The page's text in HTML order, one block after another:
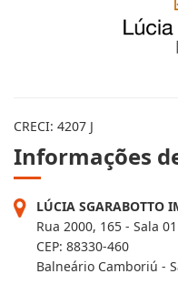
CRECI: 4207 J
Informações
LÚCIA SGARABOTTO
Rua 2000, 165 - Sala
CEP: 88330-460
Balneário Camboriú -